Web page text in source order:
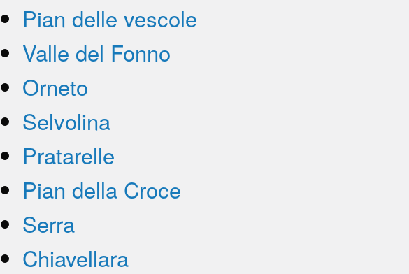
Pian delle vescole
Valle del Fonno
Orneto
Selvolina
Pratarelle
Pian della Croce
Serra
Chiavellara